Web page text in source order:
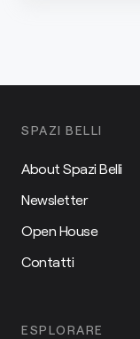
SPAZI BELLI
About Spazi Belli
Newsletter
Open House
Contatti
ESPLORARE